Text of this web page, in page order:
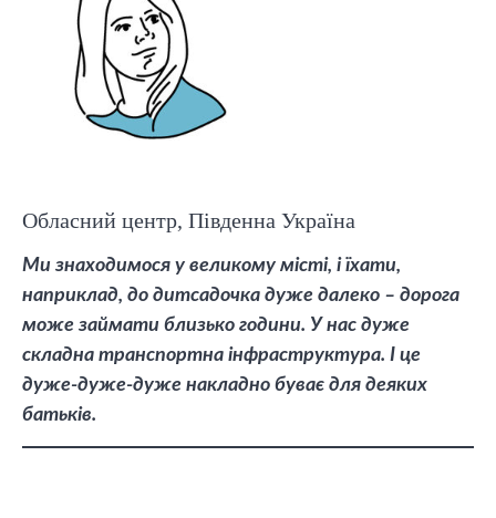
Обласний центр, Південна Україна
Ми знаходимося у великому місті, і їхати,
наприклад, до дитсадочка дуже далеко – дорога
може займати близько години. У нас дуже
складна транспортна інфраструктура. І це
дуже-дуже-дуже накладно буває для деяких
батьків.